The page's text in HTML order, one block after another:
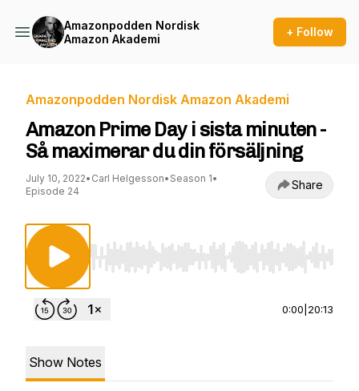
Amazonpodden Nordisk
Amazon Akademi
+ Follow
Amazonpodden Nordisk Amazon Akademi
Amazon Prime Day i sista minuten -
Så maximerar du din försäljning
July 10, 2022• Carl Helgesson• Season 1•
Episode 24
Share
Use Left/Right to seek, Home/End to jump
0:00 20:13
Show Notes